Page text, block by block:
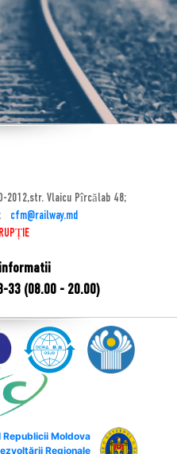
2012,str. Vlaicu Pîrcălab 48;
cfm@railway.md
(08.00 - 20.00)
Republicii Moldova
Regionale